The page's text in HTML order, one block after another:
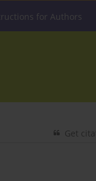
for Authors
Get